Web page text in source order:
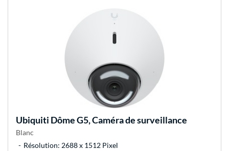
Ubiquiti Dôme G5, Caméra de surveillance
Blanc
Résolution: 2688 x 1512 Pixel